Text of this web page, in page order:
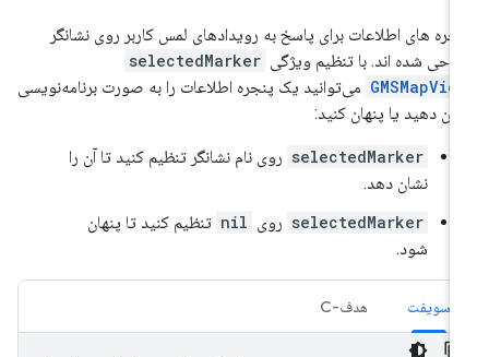
های اطلاعات برای پاسخ به رویدادهای لمس کاربر روی نشانگر
شده اند. با تنظیم ویژگی selectedMarker
می‌توانید یک پنجره اطلاعات را به صورت برنامه‌نویسی
دهید یا پنهان کنید:
selectedMarker روی نام نشانگر تنظیم کنید تا آن را
نشان دهد.
selectedMarker روی nil
تنظیم کنید تا پنهان
شود.
سویفت هدف-C